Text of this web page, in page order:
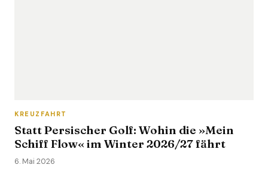
KREUZFAHRT
Statt Persischer Golf: Wohin die »Mein
Schiff Flow« im Winter 2026/27 fährt
6. Mai 2026